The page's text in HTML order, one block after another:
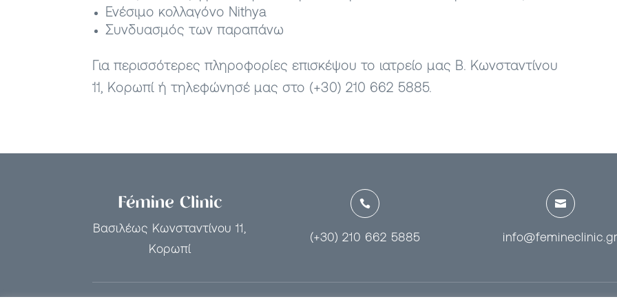
Ενέσιμο κολλαγόνο Nithya
Συνδυασμός των παραπάνω
Για περισσότερες πληροφορίες επισκέψου το ιατρείο μας Β. Κωνσταντίνου
11, Κορωπί ή τηλεφώνησέ μας στο (+30) 210 662 5885.
Βασιλέως Κωνσταντίνου 11,
Κορωπί

(+30) 210 662 5885
